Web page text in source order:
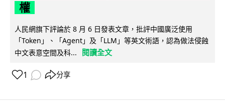
權
人民網旗下評論於 8 月 6 日發表文章，批評中國廣泛使用
「Token」、「Agent」及「LLM」等英文術語，認為做法侵蝕
中文表意空間及科...
閱讀全文
1 分享